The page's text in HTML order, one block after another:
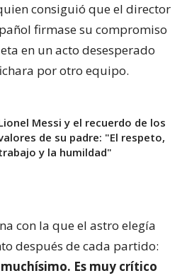
consiguió que el director
firmase su compromiso
en un acto desesperado
por otro equipo.
Messi y el recuerdo de los
de su padre: "El respeto,
y la humildad"
con la que el astro elegía
después de cada partido:
Es muy crítico